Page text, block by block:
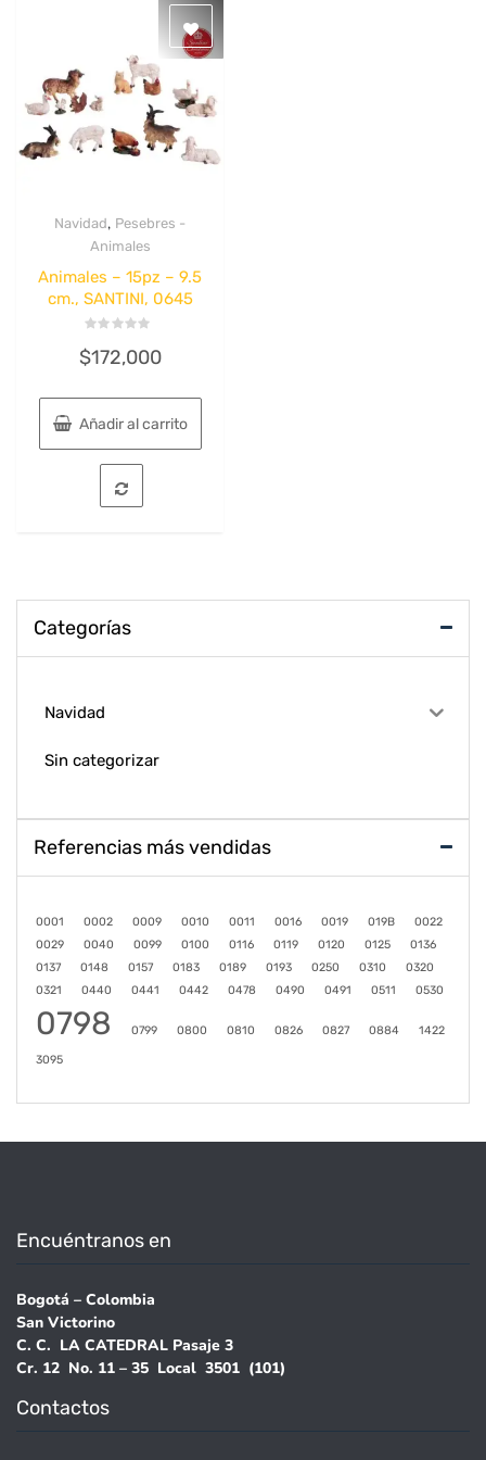
Quick View
Navidad, Pesebres -
Animales
Animales – 15pz – 9.5
cm., SANTINI, 0645
con
0
5
$172,000
Añadir al carrito
Categorías
Navidad
Sin categorizar
Referencias más vendidas
0001 0002 0009 0010 0011 0016 0019 019B
0022
0029
0040 0099 0100 0116 0119 0120 0125
0136
0137
0148 0157 0183 0189 0193 0250 0310
0320
0321
0440 0441 0442 0478 0490 0491 0511 0530
0798 0799 0800 0810 0826 0827 0884 1422
3095
Encuéntranos en
Bogotá – Colombia
San Victorino
C. C. LA CATEDRAL Pasaje 3
Cr. 12 No. 11 – 35 Local 3501 (101)
Contactos